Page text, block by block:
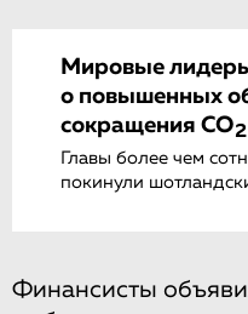
Мировые
о повышенных
сокращения СО2
Главы более чем
покинули
Финансисты